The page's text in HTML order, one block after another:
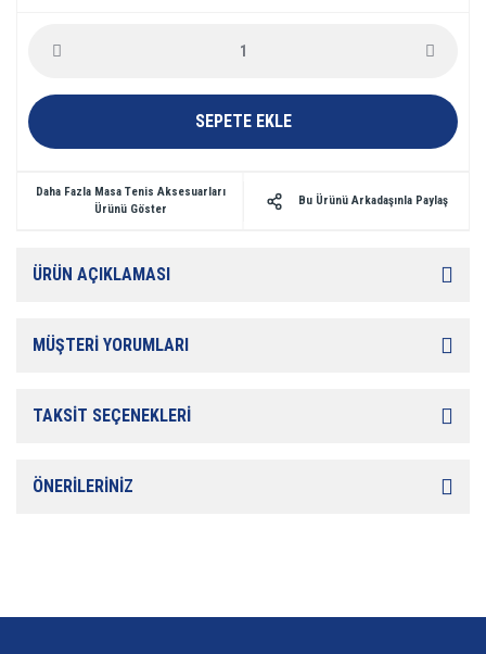
SEPETE EKLE
Daha Fazla Masa Tenis Aksesuarları
Ürünü Göster
Bu Ürünü Arkadaşınla Paylaş
ÜRÜN AÇIKLAMASI
MÜŞTERİ YORUMLARI
TAKSİT SEÇENEKLERİ
ÖNERİLERİNİZ